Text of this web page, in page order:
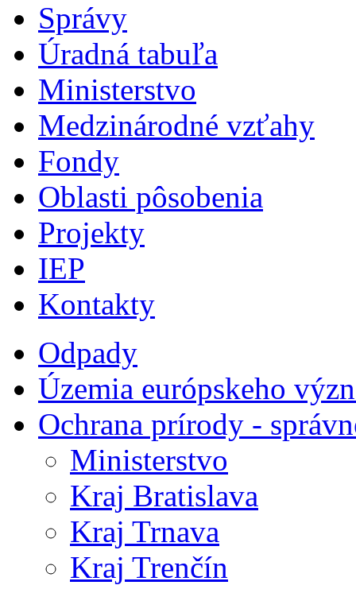
Správy
Úradná tabuľa
Ministerstvo
Medzinárodné vzťahy
Fondy
Oblasti pôsobenia
Projekty
IEP
Kontakty
Odpady
Územia európskeho
Ochrana prírody -
Ministerstvo
Kraj Bratislava
Kraj Trnava
Kraj Trenčín